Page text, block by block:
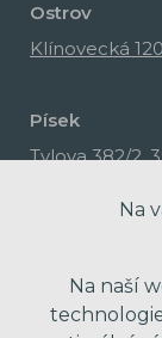
Ostrov
Klínovecká
Písek
Tylova 382/2,
Na
Na naší